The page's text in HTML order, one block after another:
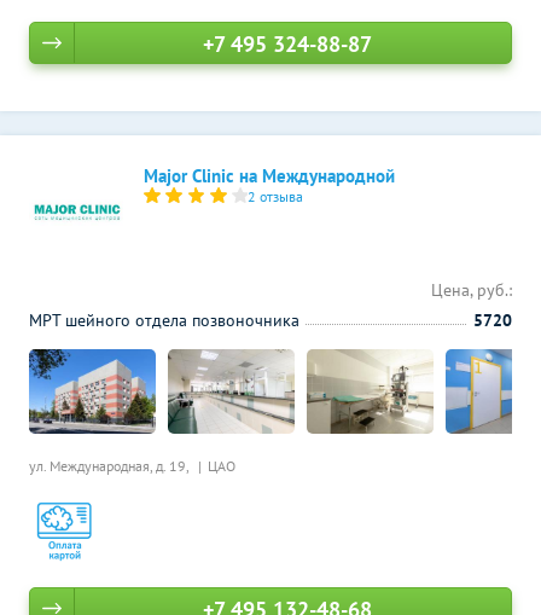
+7 495 324-88-87
Major Clinic на Международной
2 отзыва
ул. Международная, д. 19, ЦАО
Цена, руб.:
МРТ шейного отдела позвоночника
5720